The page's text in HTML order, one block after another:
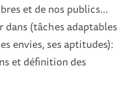
et de nos publics…
(tâches adaptables
envies, ses aptitudes):
et définition des